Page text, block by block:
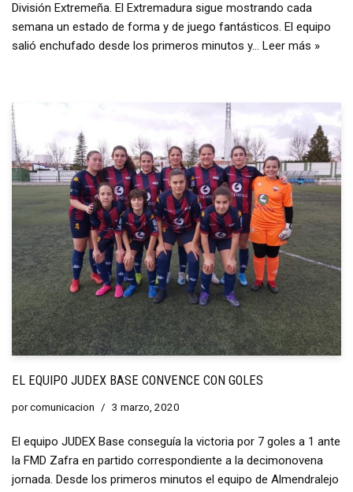
División Extremeña. El Extremadura sigue mostrando cada
semana un estado de forma y de juego fantásticos. El equipo
salió enchufado desde los primeros minutos y… Leer más »
EL EQUIPO JUDEX BASE CONVENCE CON GOLES
porcomunicacion 3 marzo, 2020
El equipo JUDEX Base conseguía la victoria por 7 goles a 1 ante
la FMD Zafra en partido correspondiente a la decimonovena
jornada. Desde los primeros minutos el equipo de Almendralejo